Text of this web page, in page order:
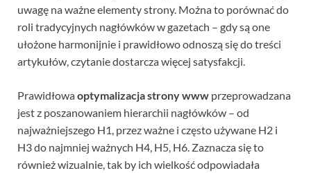
uwagę na ważne elementy strony. Można to porównać do
roli tradycyjnych nagłówków w gazetach – gdy są one
ułożone harmonijnie i prawidłowo odnoszą się do treści
artykułów, czytanie dostarcza więcej satysfakcji.
Prawidłowaoptymalizacja strony www przeprowadzana
jest z poszanowaniem hierarchii nagłówków – od
najważniejszego H1, przez ważne i często używane H2 i
H3 do najmniej ważnych H4, H5, H6. Zaznacza się to
również wizualnie, tak by ich wielkość odpowiadała